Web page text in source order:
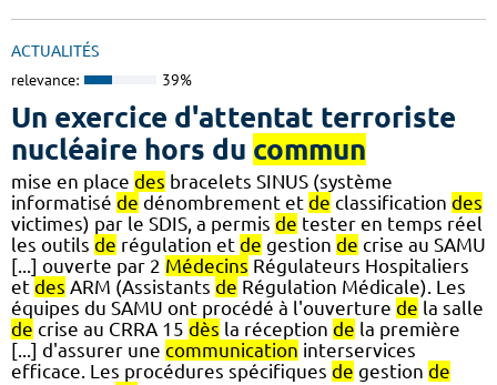
ACTUALITÉS
relevance: 39%
Un exercice d'attentat terroriste
nucléaire hors du commun
mise en place des bracelets SINUS (système
informatisé de dénombrement et de classification des
victimes) par le SDIS, a permis de tester en temps réel
les outils de régulation et de gestion de crise au SAMU
[...] ouverte par 2 Médecins Régulateurs Hospitaliers
et des ARM (Assistants de Régulation Médicale). Les
équipes du SAMU ont procédé à l'ouverture de la salle
de crise au CRRA 15 dès la réception de la première
[...] d'assurer une communication interservices
efficace. Les procédures spécifiques de gestion de